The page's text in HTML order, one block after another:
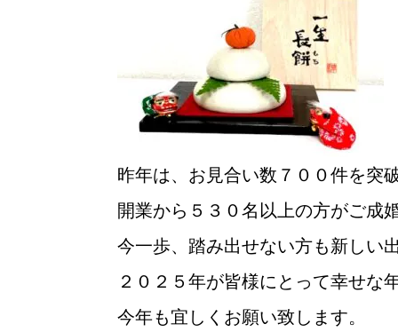
ウィッシュの婚活メソッド
昨年は、お見合い数７００件を突
開業から５３０名以上の方がご成
今一歩、踏み出せない方も新しい
２０２５年が皆様にとって幸せな
今年も宜しくお願い致します。